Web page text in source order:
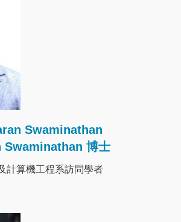
Swaminathan
博士
計算機工程系訪問學者